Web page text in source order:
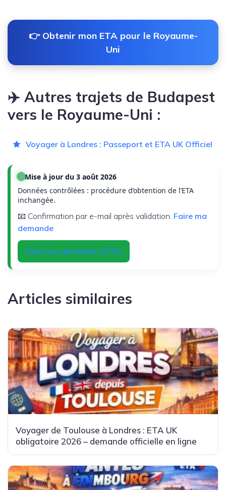
👉 Obtenir mon ETA pour le Royaume-
Uni
✈️ Autres trajets de Budapest
vers le Royaume-Uni :
Voyager à Londres : Passeport et ETA UK Officiel
Mise à jour du 3 août 2026
Données contrôlées : procédure d’obtention de l’ETA
inchangée.
📧 Confirmation par e-mail après validation. Faire ma
demande
Faire ma demande d’ETA
Articles similaires
Voyager de Toulouse à Londres : ETA UK
obligatoire 2026 – demande officielle en ligne